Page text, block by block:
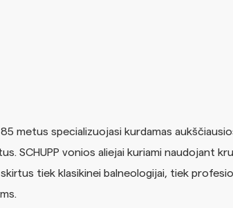
85 metus specializuojasi kurdamas
SCHUPP vonios aliejai kuriami naudojant
tiek klasikinei balneologijai, tiek